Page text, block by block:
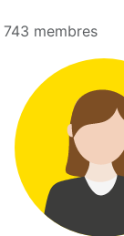
743 membres